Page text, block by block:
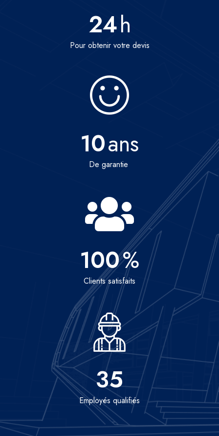
24h
Pour obtenir votre devis
10ans
De garantie
100%
Clients satisfaits
35
Employés qualifiés